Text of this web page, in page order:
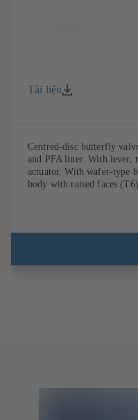
Tài liệu
Centred-disc butterfly
and PFA liner. With lever,
actuator. With wafer-type
body with raised faces